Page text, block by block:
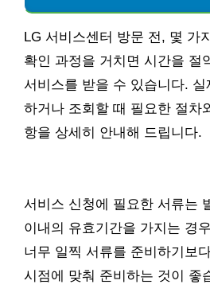
LG 서비스센터 방문 전, 몇 가
확인 과정을 거치면 시간을 절
서비스를 받을 수 있습니다.
하거나 조회할 때 필요한 절차
항을 상세히 안내해 드립니다.
서비스 신청에 필요한 서류는
이내의 유효기간을 가지는 경
너무 일찍 서류를 준비하기보
시점에 맞춰 준비하는 것이 좋